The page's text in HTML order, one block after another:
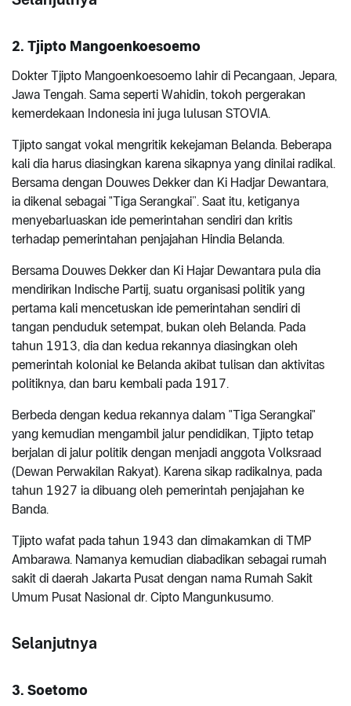
2. Tjipto Mangoenkoesoemo
Dokter Tjipto Mangoenkoesoemo lahir di Pecangaan, Jepara,
Jawa Tengah. Sama seperti Wahidin, tokoh pergerakan
kemerdekaan Indonesia ini juga lulusan STOVIA.
Tjipto sangat vokal mengritik kekejaman Belanda. Beberapa
kali dia harus diasingkan karena sikapnya yang dinilai radikal.
Bersama dengan Douwes Dekker dan Ki Hadjar Dewantara,
ia dikenal sebagai "Tiga Serangkai”. Saat itu, ketiganya
menyebarluaskan ide pemerintahan sendiri dan kritis
terhadap pemerintahan penjajahan Hindia Belanda.
Bersama Douwes Dekker dan Ki Hajar Dewantara pula dia
mendirikan Indische Partij, suatu organisasi politik yang
pertama kali mencetuskan ide pemerintahan sendiri di
tangan penduduk setempat, bukan oleh Belanda. Pada
tahun 1913, dia dan kedua rekannya diasingkan oleh
pemerintah kolonial ke Belanda akibat tulisan dan aktivitas
politiknya, dan baru kembali pada 1917.
Berbeda dengan kedua rekannya dalam "Tiga Serangkai"
yang kemudian mengambil jalur pendidikan, Tjipto tetap
berjalan di jalur politik dengan menjadi anggota Volksraad
(Dewan Perwakilan Rakyat). Karena sikap radikalnya, pada
tahun 1927 ia dibuang oleh pemerintah penjajahan ke
Banda.
Tjipto wafat pada tahun 1943 dan dimakamkan di TMP
Ambarawa. Namanya kemudian diabadikan sebagai rumah
sakit di daerah Jakarta Pusat dengan nama Rumah Sakit
Umum Pusat Nasional dr. Cipto Mangunkusumo.
Selanjutnya
3. Soetomo